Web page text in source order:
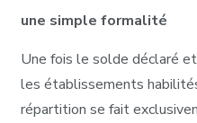
une simple formalité
Une fois le solde déclaré
les établissements
répartition se fait